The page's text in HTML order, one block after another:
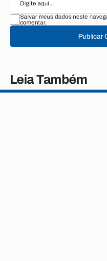
Salvar meus dados neste
comentar.
Publicar
Leia Também